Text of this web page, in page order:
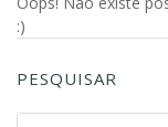
:)
PESQUISAR